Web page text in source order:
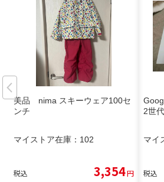
美品 nima スキーウェア100セ
ンチ
マイストア在庫： 102
税込 3,354円
2世代
マイ
税込